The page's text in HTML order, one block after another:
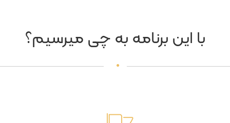
با این برنامه به چی میرسیم؟